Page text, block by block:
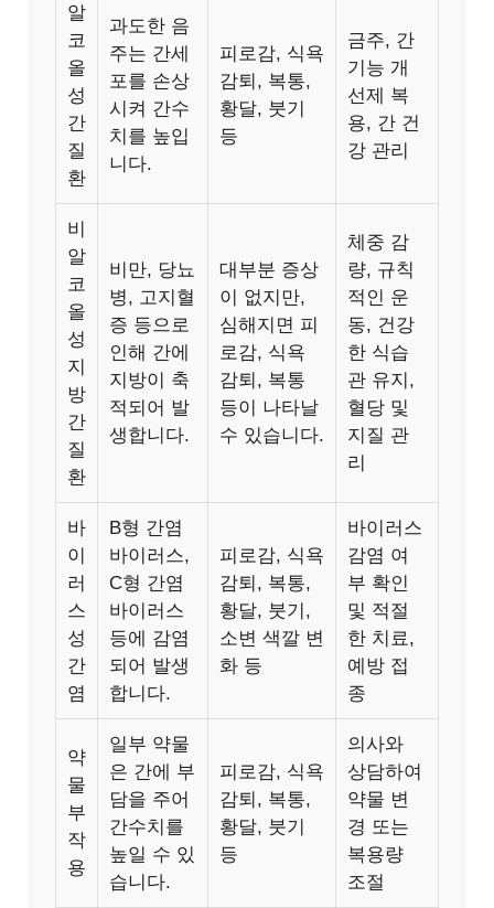
알
코
올
성
간
질
환
과도한 음
주는 간세
포를 손상
시켜 간수
치를 높입
니다.
피로감, 식욕
감퇴, 복통,
황달, 붓기
등
금주, 간
기능 개
선제 복
용, 간 건
강 관리
비
알
코
올
성
지
방
간
질
환
비만, 당뇨
병, 고지혈
증 등으로
인해 간에
지방이 축
적되어 발
생합니다.
대부분 증상
이 없지만,
심해지면 피
로감, 식욕
감퇴, 복통
등이 나타날
수 있습니다.
체중 감
량, 규칙
적인 운
동, 건강
한 식습
관 유지,
혈당 및
지질 관
리
바
이
러
스
성
간
염
B형 간염
바이러스,
C형 간염
바이러스
등에 감염
되어 발생
합니다.
피로감, 식욕
감퇴, 복통,
황달, 붓기,
소변 색깔 변
화 등
바이러스
감염 여
부 확인
및 적절
한 치료,
예방 접
종
약
물
부
작
용
일부 약물
은 간에 부
담을 주어
간수치를
높일 수 있
습니다.
피로감, 식욕
감퇴, 복통,
황달, 붓기
등
의사와
상담하여
약물 변
경 또는
복용량
조절